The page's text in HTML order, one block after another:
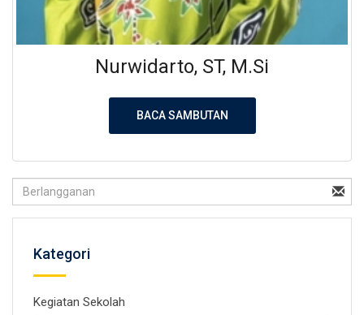
Nurwidarto, ST, M.Si
BACA SAMBUTAN
Kategori
Kegiatan Sekolah